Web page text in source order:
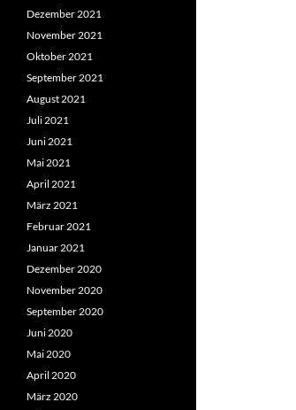
Dezember 2021
November 2021
Oktober 2021
September 2021
August 2021
Juli 2021
Juni 2021
Mai 2021
April 2021
März 2021
Februar 2021
Januar 2021
Dezember 2020
November 2020
September 2020
Juni 2020
Mai 2020
April 2020
März 2020